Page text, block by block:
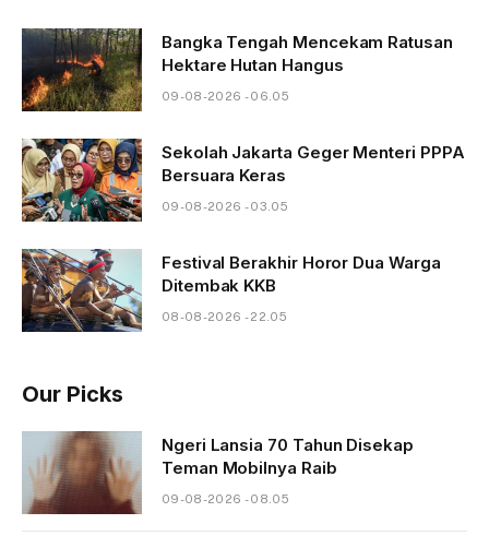
Bangka Tengah Mencekam Ratusan
Hektare Hutan Hangus
09-08-2026 - 06.05
Sekolah Jakarta Geger Menteri PPPA
Bersuara Keras
09-08-2026 - 03.05
Festival Berakhir Horor Dua Warga
Ditembak KKB
08-08-2026 - 22.05
Our Picks
Ngeri Lansia 70 Tahun Disekap
Teman Mobilnya Raib
09-08-2026 - 08.05